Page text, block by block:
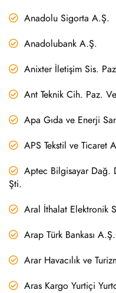
Anadolu Sigorta A.Ş.
Anadolubank A.Ş.
Anixter İletişim Sis.
Ant Teknik Cih. Paz.
Apa Gıda ve Enerji
APS Tekstil ve Ticaret
Aptec Bilgisayar Dağ.
Şti.
Aral İthalat Elektronik
Arap Türk Bankası A.Ş.
Arar Havacılık ve
Aras Kargo Yurtiçi